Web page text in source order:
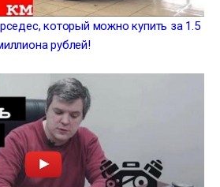
который можно купить за 1.5
рублей!